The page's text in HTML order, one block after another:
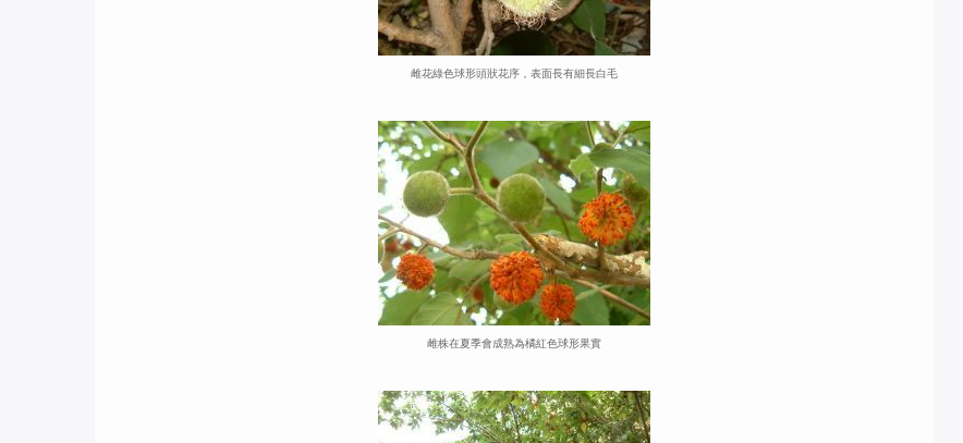
雌花綠色球形頭狀花序，表面長有細長白毛
雌株在夏季會成熟為橘紅色球形果實